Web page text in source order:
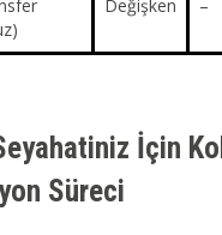
Değişken –
İçin
Süreci